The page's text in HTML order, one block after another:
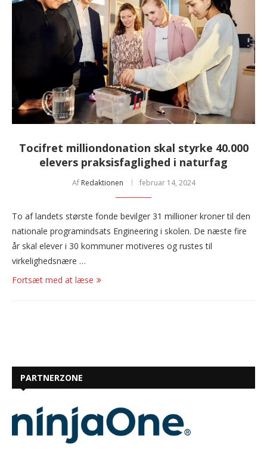
Tocifret milliondonation skal styrke 40.000
elevers praksisfaglighed i naturfag
Af Redaktionen februar 14, 2024
To af landets største fonde bevilger 31 millioner kroner til den
nationale programindsats Engineering i skolen. De næste fire
år skal elever i 30 kommuner motiveres og rustes til
virkelighedsnære …
Fortsæt med at læse
PARTNERZONE